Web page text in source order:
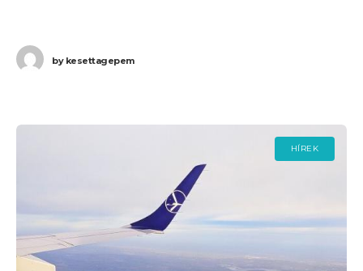
bykesettagepem
HÍREK